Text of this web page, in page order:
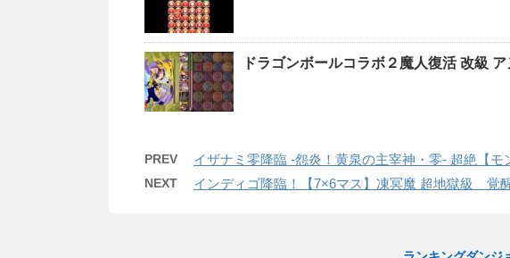
ドラゴンボールコラボ２魔人復活 改級
PREV イザナミ零降臨 -怨炎！黄泉の主宰神・零- 超絶【モ
NEXT インディゴ降臨！【7×6マス】凍冥魔 超地獄級 覚